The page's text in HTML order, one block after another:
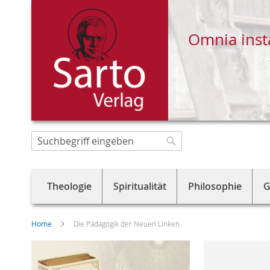
Direkt
zum
Omnia
Suche
Theologie Spiritualität Philosophie
Home Die Pädagogik der Neuen Linken